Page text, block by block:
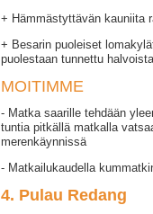
+ Hämmästyttävän kauniita
+ Besarin puoleiset
puolestaan tunnettu
MOITIMME
- Matka saarille tehdään
tuntia pitkällä matkalla
merenkäynnissä
- Matkailukaudella
4. Pulau Redang